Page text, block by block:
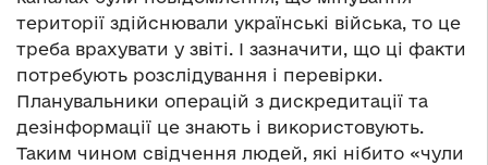
території здійснювали українські війська, то це
треба врахувати у звіті. І зазначити, що ці факти
потребують розслідування і перевірки.
Планувальники операцій з дискредитації та
дезінформації це знають і використовують.
Таким чином свідчення людей, які нібито «чули